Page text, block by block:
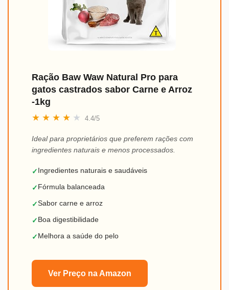
Ração Baw Waw Natural Pro para
gatos castrados sabor Carne e Arroz
-1kg
★ ★ ★ ★ ★ 4.4/5
Ideal para proprietários que preferem rações com
ingredientes naturais e menos processados.
✓ Ingredientes naturais e saudáveis
✓ Fórmula balanceada
✓Sabor carne e arroz
✓ Boa digestibilidade
✓ Melhora a saúde do pelo
Ver Preço na Amazon